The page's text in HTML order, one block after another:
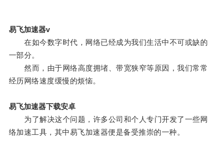
易飞加速器v
在如今数字时代，网络已经成为我们生活中不可或缺的
一部分。
然而，由于网络高度拥堵、带宽狭窄等原因，我们常常
经历网络速度缓慢的烦恼。
易飞加速器下载安卓
为了解决这个问题，许多公司和个人专门开发了一些网
络加速工具，其中易飞加速器便是备受推崇的一种。